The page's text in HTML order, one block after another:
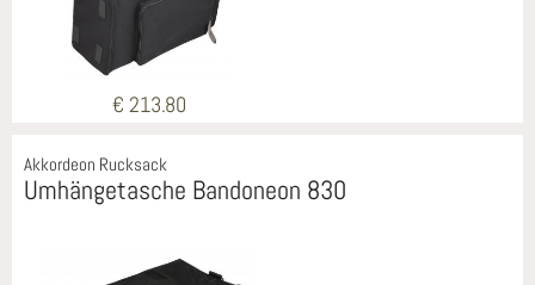
€ 213.80
Akkordeon Rucksack
Umhängetasche Bandoneon 830